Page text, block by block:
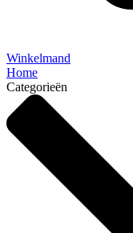
Winkelmand
Home
Categorieën